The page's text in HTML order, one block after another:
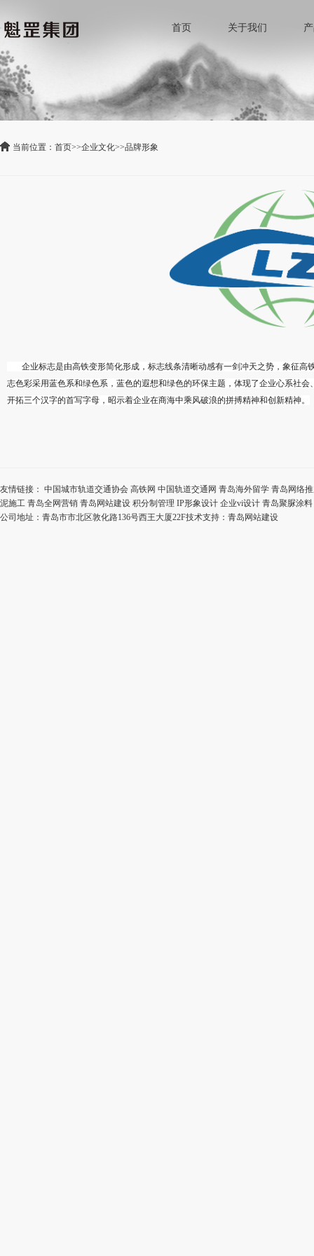
首页 关于我们
当前位置： 首页>>企业文化>>品牌形象
企业标志是由高铁变形简化形成，标志线条清晰动感有一剑冲天之势，象征高
志色彩采用蓝色系和绿色系，蓝色的遐想和绿色的环保主题，体现了企业心系社
开拓三个汉字的首写字母，昭示着企业在商海中乘风破浪的拼搏精神和创新精神。
友情链接： 中国城市轨道交通协会 高铁网 中国轨道交通网 青岛海外留学 青岛网络
泥施工 青岛全网营销 青岛网站建设 积分制管理 IP形象设计 企业vi设计 青岛聚脲涂料
公司地址：青岛市市北区敦化路136号西王大厦22F技术支持： 青岛网站建设